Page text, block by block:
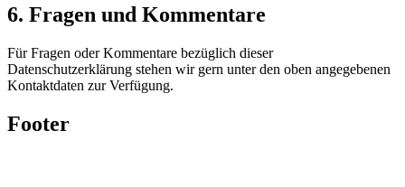
6. Fragen und Kommentare
Für Fragen oder Kommentare bezüglich dieser
Datenschutzerklärung stehen wir gern unter den oben angegebenen
Kontaktdaten zur Verfügung.
Footer